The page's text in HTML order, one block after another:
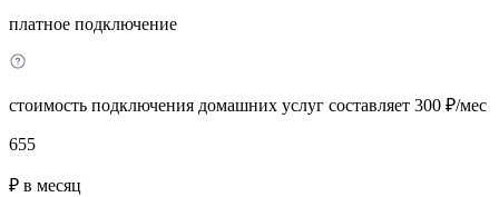
платное подключение
стоимость подключения домашних услуг составляет 300 ₽/мес
655
₽ в месяц